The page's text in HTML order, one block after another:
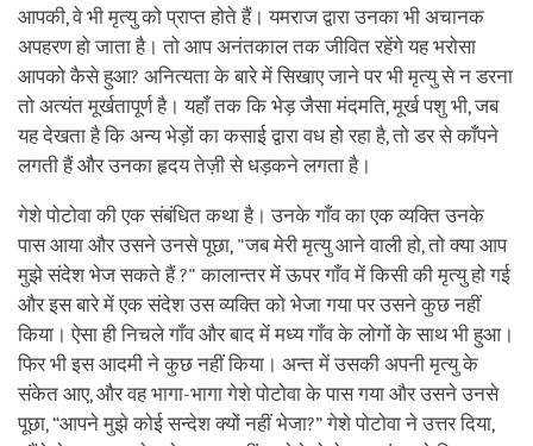
आपकी, वे भी मृत्यु को प्राप्त होते हैं। यमराज द्वारा उनका भी अचानक
अपहरण हो जाता है। तो आप अनंतकाल तक जीवित रहेंगे यह भरोसा
आपको कैसे हुआ? अनित्यता के बारे में सिखाए जाने पर भी मृत्यु से न डरना
तो अत्यंत मूर्खतापूर्ण है। यहाँ तक कि भेड़ जैसा मंदमति, मूर्ख पशु भी, जब
यह देखता है कि अन्य भेड़ों का कसाई द्वारा वध हो रहा है, तो डर से काँपने
लगती हैं और उनका हृदय तेज़ी से धड़कने लगता है।
गेशे पोटोवा की एक संबंधित कथा है। उनके गाँव का एक व्यक्ति उनके
पास आया और उसने उनसे पूछा, "जब मेरी मृत्यु आने वाली हो, तो क्या आप
मुझे संदेश भेज सकते हैं ?" कालान्तर में ऊपर गाँव में किसी की मृत्यु हो गई
और इस बारे में एक संदेश उस व्यक्ति को भेजा गया पर उसने कुछ नहीं
किया। ऐसा ही निचले गाँव और बाद में मध्य गाँव के लोगों के साथ भी हुआ।
फिर भी इस आदमी ने कुछ नहीं किया। अन्त में उसकी अपनी मृत्यु के
संकेत आए, और वह भागा-भागा गेशे पोटोवा के पास गया और उसने उनसे
पूछा, “आपने मुझे कोई सन्देश क्यों नहीं भेजा?” गेशे पोटोवा ने उत्तर दिया,